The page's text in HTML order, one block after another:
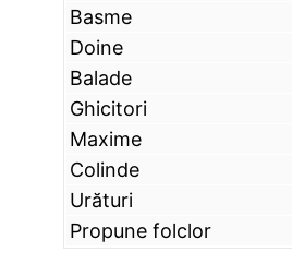
Basme
Doine
Balade
Ghicitori
Maxime
Colinde
Urături
Propune folclor